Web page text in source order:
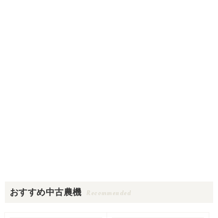
おすすめ中古農機 Recommended